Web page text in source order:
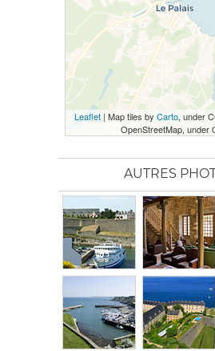
Leaflet | Map tiles by Carto, under
OpenStreetMap, under
AUTRES